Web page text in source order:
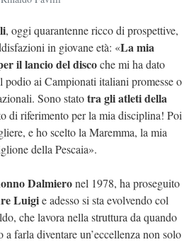
, oggi quarantenne ricco di prospettive,
in giovane età: «La mia
il lancio del discoche mi ha dato
ai Campionati italiani promesse o
Sono statotra gli atleti della
di riferimento per la mia disciplina! Poi
e ho scelto la Maremma, la mia
della Pescaia».
Dalmieronel 1978, ha proseguito
Luigie adesso si sta evolvendo col
che lavora nella struttura da quando
farla diventare un’eccellenza non solo